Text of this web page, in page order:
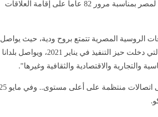
- وجهت الخارجية الروسية مؤخرا رسالة هامة لمصر بمناسبة مرور 82 عاما على إقامة العلاقات
الروسية المصرية تتمتع بروح ودية، حيث يواصل
البلدان العمل وفقا لاتفاقية الشراكة الشاملة التي دخلت حيز التنفيذ في يناير 2021، ويواصل بلدانا
والتجارية والاقتصادية والثقافية وغيرها".